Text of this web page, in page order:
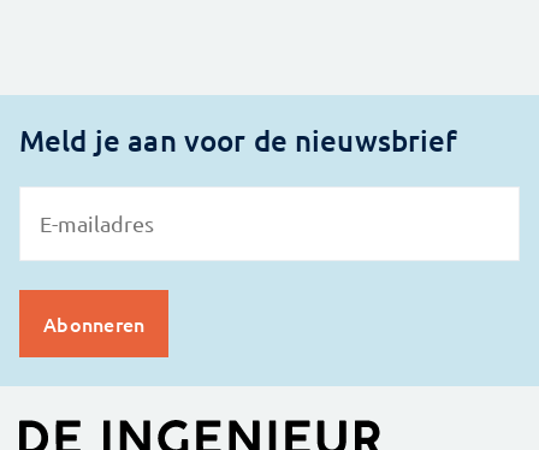
Meld je aan voor de nieuwsbrief